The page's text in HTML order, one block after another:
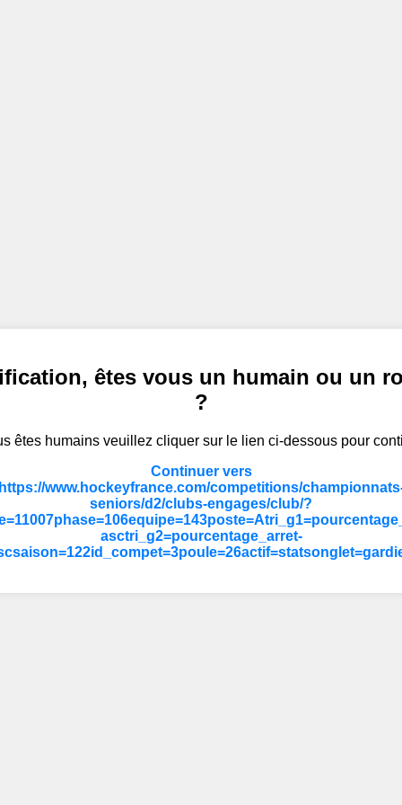
êtes vous un humain ou un
?
êtes humains veuillez cliquer sur le lien ci-dessous pour
Continuer vers
www.hockeyfrance.com/competitions/
seniors/d2/clubs-engages/club/?
asctri_g2=pourcentage_arret-